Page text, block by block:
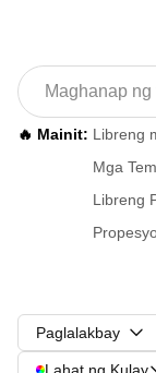
🔥 Mainit: Libreng
Mga
Libreng
Paglalakbay